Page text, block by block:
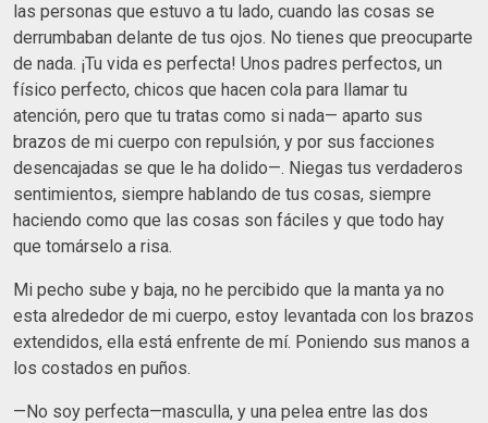
las personas que estuvo a tu lado, cuando las cosas se
derrumbaban delante de tus ojos. No tienes que preocuparte
de nada. ¡Tu vida es perfecta! Unos padres perfectos, un
físico perfecto, chicos que hacen cola para llamar tu
atención, pero que tu tratas como si nada— aparto sus
brazos de mi cuerpo con repulsión, y por sus facciones
desencajadas se que le ha dolido—. Niegas tus verdaderos
sentimientos, siempre hablando de tus cosas, siempre
haciendo como que las cosas son fáciles y que todo hay
que tomárselo a risa.
Mi pecho sube y baja, no he percibido que la manta ya no
esta alrededor de mi cuerpo, estoy levantada con los brazos
extendidos, ella está enfrente de mí. Poniendo sus manos a
los costados en puños.
—No soy perfecta—masculla, y una pelea entre las dos